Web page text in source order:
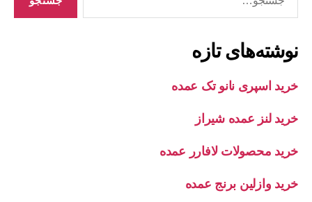
نوشته‌های تازه
خرید اسپری نانو تک عمده
خرید لنز عمده شیراز
خرید محصولات لافارر عمده
خرید وازلین برنج عمده